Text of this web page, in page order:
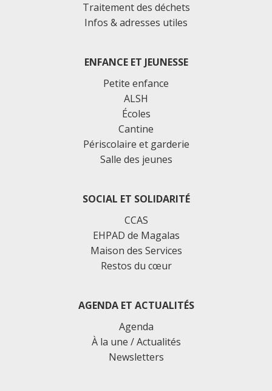
Traitement des déchets
Infos & adresses utiles
ENFANCE ET JEUNESSE
Petite enfance
ALSH
Écoles
Cantine
Périscolaire et garderie
Salle des jeunes
SOCIAL ET SOLIDARITÉ
CCAS
EHPAD de Magalas
Maison des Services
Restos du cœur
AGENDA ET ACTUALITÉS
Agenda
À la une / Actualités
Newsletters